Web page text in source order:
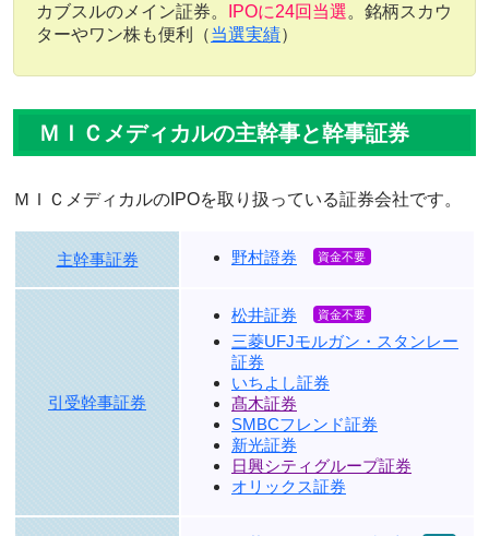
カブスルのメイン証券。
IPOに24回当選。銘柄スカウ
ターやワン株も便利（当選実績）
ＭＩＣメディカルの主幹事と幹事証券
ＭＩＣメディカルのIPOを取り扱っている証券会社です。
主幹事証券 野村證券
引受幹事証券
松井証券
三菱UFJモルガン・スタンレー
証券
いちよし証券
髙木証券
SMBCフレンド証券
新光証券
日興シティグループ証券
オリックス証券